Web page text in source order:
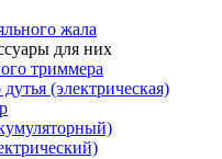
жала
для них
триммера
(электрическая)